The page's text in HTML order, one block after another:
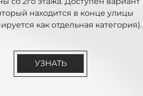
находится в конце улицы
как отдельная категория).
УЗНАТЬ